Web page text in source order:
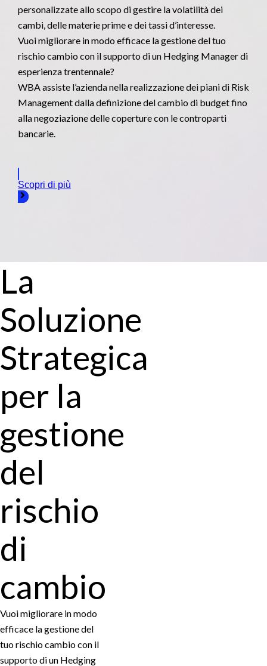
personalizzate allo scopo di gestire la volatilità dei
cambi, delle materie prime e dei tassi d’interesse.
Vuoi migliorare in modo efficace la gestione del tuo
rischio cambio con il supporto di un Hedging Manager di
esperienza trentennale?
WBA assiste l’azienda nella realizzazione dei piani di Risk
Management dalla definizione del cambio di budget fino
alla negoziazione delle coperture con le controparti
bancarie.
Scopri di più
La
Soluzione
Strategica
per la
gestione
del
rischio
di
cambio
Vuoi migliorare in modo
efficace la gestione del
tuo rischio cambio con il
supporto di un Hedging